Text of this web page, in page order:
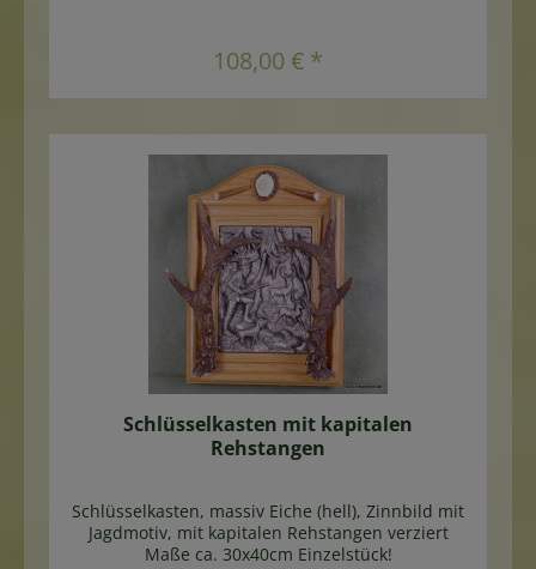
108,00 € *
In den Warenkorb
Schlüsselkasten mit kapitalen
Rehstangen
Schlüsselkasten, massiv Eiche (hell), Zinnbild mit
Jagdmotiv, mit kapitalen Rehstangen verziert
Maße ca. 30x40cm Einzelstück!